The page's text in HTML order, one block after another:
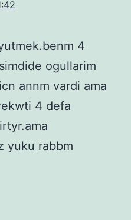
4
ogullarim
annm vardi ama
4 defa
yuku rabbm